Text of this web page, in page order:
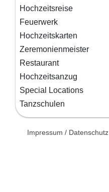
Hochzeitsreise
Feuerwerk
Hochzeitskarten
Zeremonienmeister
Restaurant
Hochzeitsanzug
Special Locations
Tanzschulen
Impressum / Datenschutz